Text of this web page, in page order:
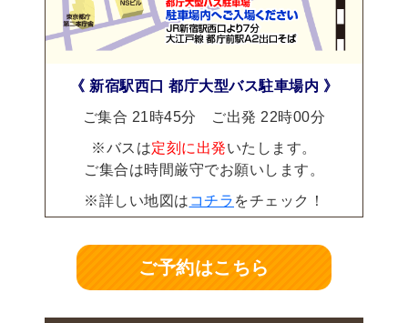
《 新宿駅西口 都庁大型バス駐車場内 》
ご集合 21時45分 ご出発 22時00分
※バスは定刻に出発いたします。
ご集合は時間厳守でお願いします。
※詳しい地図は コチラ をチェック！
ご予約はこちら